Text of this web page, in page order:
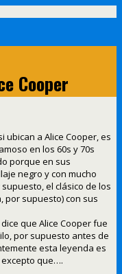
Cooper
ubican a Alice Cooper, es
en los 60s y 70s
porque en sus
negro y con mucho
el clásico de los
por supuesto) con sus
que Alice Cooper fue
por supuesto antes de
esta leyenda es
excepto que….